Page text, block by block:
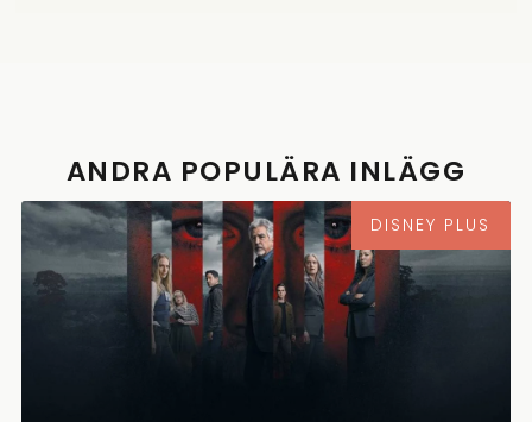
ANDRA POPULÄRA INLÄGG
DISNEY PLUS